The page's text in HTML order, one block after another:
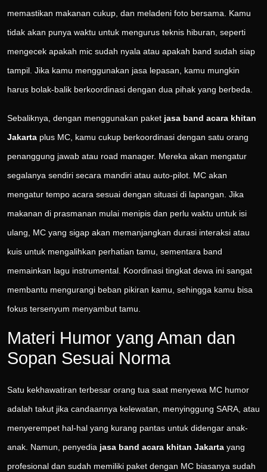
memastikan makanan cukup, dan meladeni foto bersama. Kamu
tidak akan punya waktu untuk mengurus teknis hiburan, seperti
mengecek apakah mic sudah nyala atau apakah band sudah siap
tampil. Jika kamu menggunakan jasa lepasan, kamu mungkin
harus bolak-balik berkoordinasi dengan dua pihak yang berbeda.
Sebaliknya, dengan menggunakan paket jasa band acara khitan
Jakarta plus MC, kamu cukup berkoordinasi dengan satu orang
penanggung jawab atau road manager. Mereka akan mengatur
segalanya sendiri secara mandiri atau auto-pilot. MC akan
mengatur tempo acara sesuai dengan situasi di lapangan. Jika
makanan di prasmanan mulai menipis dan perlu waktu untuk isi
ulang, MC yang sigap akan memanjangkan durasi interaksi atau
kuis untuk mengalihkan perhatian tamu, sementara band
memainkan lagu instrumental. Koordinasi tingkat dewa ini sangat
membantu mengurangi beban pikiran kamu, sehingga kamu bisa
fokus tersenyum menyambut tamu.
Materi Humor yang Aman dan
Sopan Sesuai Norma
Satu kekhawatiran terbesar orang tua saat menyewa MC humor
adalah takut jika candaannya kelewatan, menyinggung SARA, atau
menyerempet hal-hal yang kurang pantas untuk didengar anak-
anak. Namun, penyedia jasa band acara khitan Jakarta yang
profesional dan sudah memiliki paket dengan MC biasanya sudah